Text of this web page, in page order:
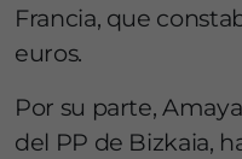
Francia, que
euros.
Por su parte,
del PP de Bizkaia,